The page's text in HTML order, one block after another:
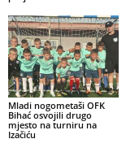
Mladi nogometaši OFK
Bihać osvojili drugo
mjesto na turniru na
Izačiću